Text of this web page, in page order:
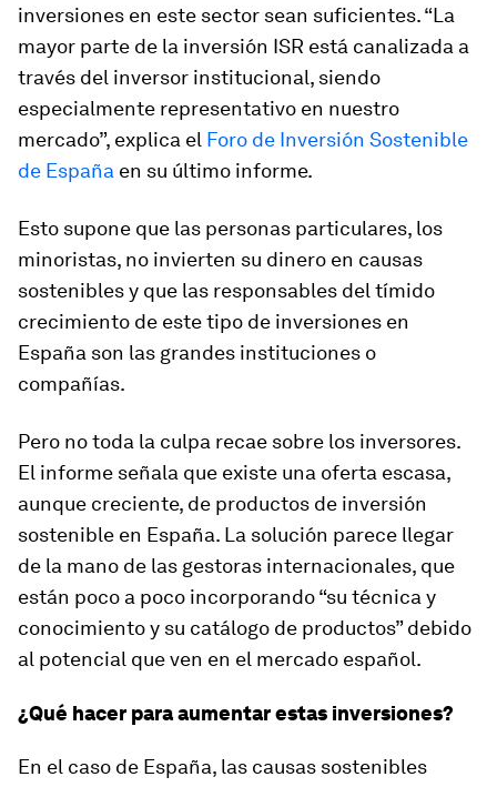
inversiones en este sector sean suficientes. “La
mayor parte de la inversión ISR está canalizada a
través del inversor institucional, siendo
especialmente representativo en nuestro
mercado”, explica el Foro de Inversión Sostenible
de España en su último informe.
Esto supone que las personas particulares, los
minoristas, no invierten su dinero en causas
sostenibles y que las responsables del tímido
crecimiento de este tipo de inversiones en
España son las grandes instituciones o
compañías.
Pero no toda la culpa recae sobre los inversores.
El informe señala que existe una oferta escasa,
aunque creciente, de productos de inversión
sostenible en España. La solución parece llegar
de la mano de las gestoras internacionales, que
están poco a poco incorporando “su técnica y
conocimiento y su catálogo de productos” debido
al potencial que ven en el mercado español.
¿Qué hacer para aumentar estas inversiones?
En el caso de España, las causas sostenibles